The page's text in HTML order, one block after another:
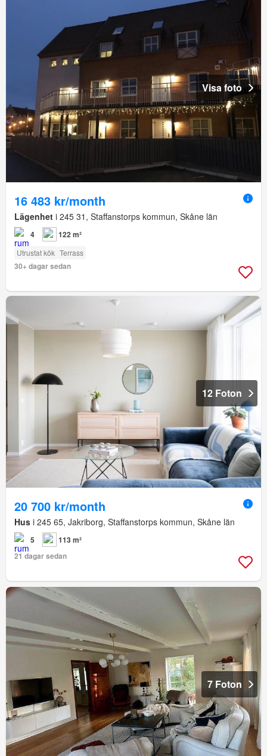
Visa foto
16 483 kr/month
Lägenhet i 245 31, Staffanstorps kommun, Skåne län
4 122 m²
Utrustat kök Terrass
30+ dagar sedan
12 Foton
20 700 kr/month
Hus i 245 65, Jakriborg, Staffanstorps kommun, Skåne län
5
113 m²
21 dagar sedan
7 Foton